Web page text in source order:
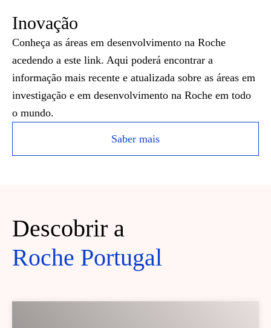
Inovação
Conheça as áreas em desenvolvimento na Roche
acedendo a este link. Aqui poderá encontrar a
informação mais recente e atualizada sobre as áreas em
investigação e em desenvolvimento na Roche em todo
o mundo.
Saber mais
Descobrir a
Roche Portugal